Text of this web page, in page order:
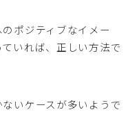
ポジティブなイメー
いれば、正しい方法で
いケースが多いようで